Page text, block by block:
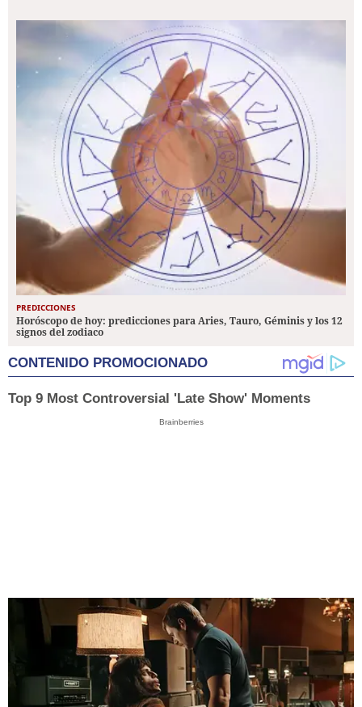
PREDICCIONES
Horóscopo de hoy: predicciones para Aries, Tauro, Géminis y los 12
signos del zodiaco
CONTENIDO PROMOCIONADO
Top 9 Most Controversial 'Late Show' Moments
Brainberries